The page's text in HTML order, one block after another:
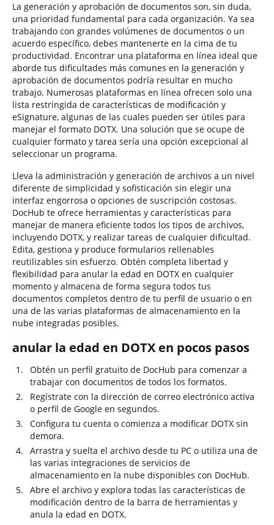
La generación y aprobación de documentos son, sin duda,
una prioridad fundamental para cada organización. Ya sea
trabajando con grandes volúmenes de documentos o un
acuerdo específico, debes mantenerte en la cima de tu
productividad. Encontrar una plataforma en línea ideal que
aborde tus dificultades más comunes en la generación y
aprobación de documentos podría resultar en mucho
trabajo. Numerosas plataformas en línea ofrecen solo una
lista restringida de características de modificación y
eSignature, algunas de las cuales pueden ser útiles para
manejar el formato DOTX. Una solución que se ocupe de
cualquier formato y tarea sería una opción excepcional al
seleccionar un programa.
Lleva la administración y generación de archivos a un nivel
diferente de simplicidad y sofisticación sin elegir una
interfaz engorrosa o opciones de suscripción costosas.
DocHub te ofrece herramientas y características para
manejar de manera eficiente todos los tipos de archivos,
incluyendo DOTX, y realizar tareas de cualquier dificultad.
Edita, gestiona y produce formularios rellenables
reutilizables sin esfuerzo. Obtén completa libertad y
flexibilidad para anular la edad en DOTX en cualquier
momento y almacena de forma segura todos tus
documentos completos dentro de tu perfil de usuario o en
una de las varias plataformas de almacenamiento en la
nube integradas posibles.
anular la edad en DOTX en pocos pasos
Obtén un perfil gratuito de DocHub para comenzar a
trabajar con documentos de todos los formatos.
Regístrate con la dirección de correo electrónico activa
o perfil de Google en segundos.
Configura tu cuenta o comienza a modificar DOTX sin
demora.
Arrastra y suelta el archivo desde tu PC o utiliza una de
las varias integraciones de servicios de
almacenamiento en la nube disponibles con DocHub.
Abre el archivo y explora todas las características de
modificación dentro de la barra de herramientas y
anula la edad en DOTX.